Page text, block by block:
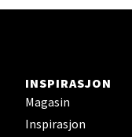
INSPIRASJON
Magasin
Inspirasjon
Sortland -
Strangata 26,